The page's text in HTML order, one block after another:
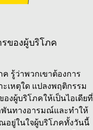
ของผู้บริโภค
ค รู้ว่าพวกเขาต้องการ
ะเหตุใด แปลงพฤติกรรม
องผู้บริโภคให้เป็นไอเดียที่
พันทางอารมณ์และทำให้
อยู่ในใจผู้บริโภคทั้งวันนี้